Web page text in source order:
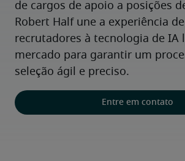
de cargos de apoio a posições
Robert Half une a experiência
recrutadores à tecnologia de IA
mercado para garantir um
seleção ágil e preciso.
Entre em contato